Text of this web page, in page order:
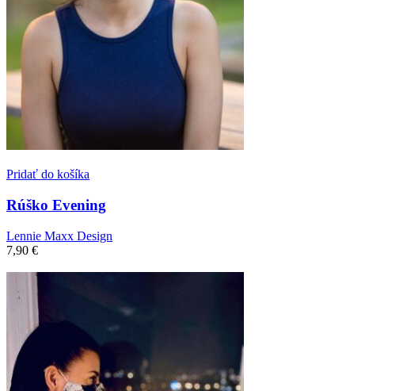
Pridať do košíka
Rúško Evening
Lennie Maxx Design
7,90 €